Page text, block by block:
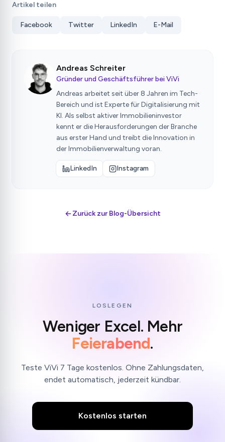
Artikel teilen
Facebook Twitter LinkedIn E-Mail
Andreas Schreiter
Gründer und Geschäftsführer bei ViVi
Andreas arbeitet seit über 8 Jahren im Tech-
Bereich und ist Experte für Digitalisierung mit
KI. Als selbst aktiver Immobilieninvestor
kennt er die Herausforderungen der Branche
aus erster Hand und treibt die Innovation in
der Immobilienverwaltung voran.
LinkedIn Instagram
Zurück zur Blog-Übersicht
LOSLEGEN
Weniger Excel. Mehr
Feierabend.
Teste ViVi 7 Tage kostenlos. Ohne Zahlungsdaten,
endet automatisch, jederzeit kündbar.
Kostenlos starten